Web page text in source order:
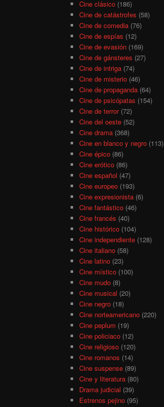
Cine clásico(186)
Cine de catástrofes (58)
Cine de comedia(76)
Cine de espías (12)
Cine de evasión(169)
Cine de gánsteres (27)
Cine de intriga(74)
Cine de misterio(46)
Cine de propaganda(64)
Cine de psicópatas (154)
Cine de terror(72)
Cine del oeste(52)
Cine drama(368)
Cine en blanco y negro(113)
Cine épico(86)
Cine erótico(86)
Cine español (47)
Cine europeo(193)
Cine expresionista(6)
Cine fantástico(46)
Cine francés (40)
Cine histórico(104)
Cine independiente(128)
Cine italiano(58)
Cine latino(23)
Cine místico(100)
Cine mudo(8)
Cine musical (20)
Cine negro(18)
Cine norteamericano(220)
Cine peplum (19)
Cine policiaco(12)
Cine religioso(120)
Cine romanos (14)
Cine suspense(89)
Cine y literatura(80)
Drama judicial (39)
Estrenos pejino(95)